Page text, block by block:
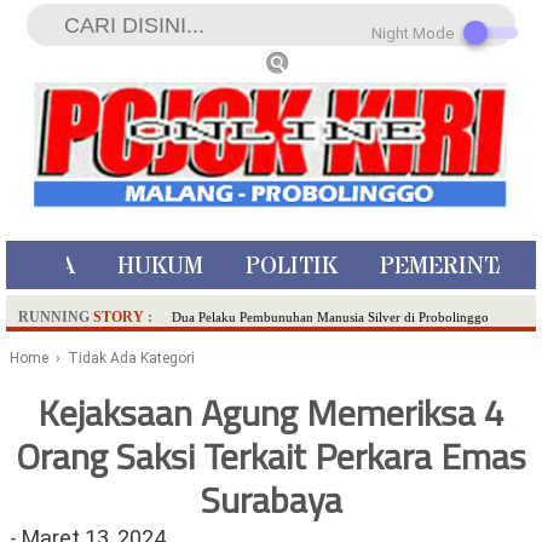
HUKUM POLITIK
RUNNING STORY : Dua Pelaku Pembunuhan Manusia Silver di Probolinggo
Literasi Melalui LASKAR JODA, Usung Filosofi Gelar Sehelai
Ambulance Dari Berbagai Daerah Padati Kota Wisata Batu
Hadirkan Tujuh Sapta Pesona Wisata di Amfiteater, Mikutopia
Home › Tidak Ada Kategori
Kejaksaan Agung Memeriksa 4
Orang Saksi Terkait Perkara Emas
Surabaya
Night Mode